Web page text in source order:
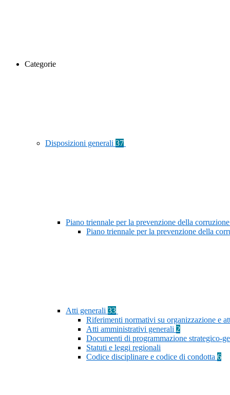
Categorie
Disposizioni generali 37
Piano triennale per la prevenzione della
Piano triennale per la prevenzione della
Atti generali 33
Riferimenti normativi su organizzazione e
Atti amministrativi generali 2
Documenti di programmazione strategico-
Statuti e leggi regionali
Codice disciplinare e codice di condotta 6